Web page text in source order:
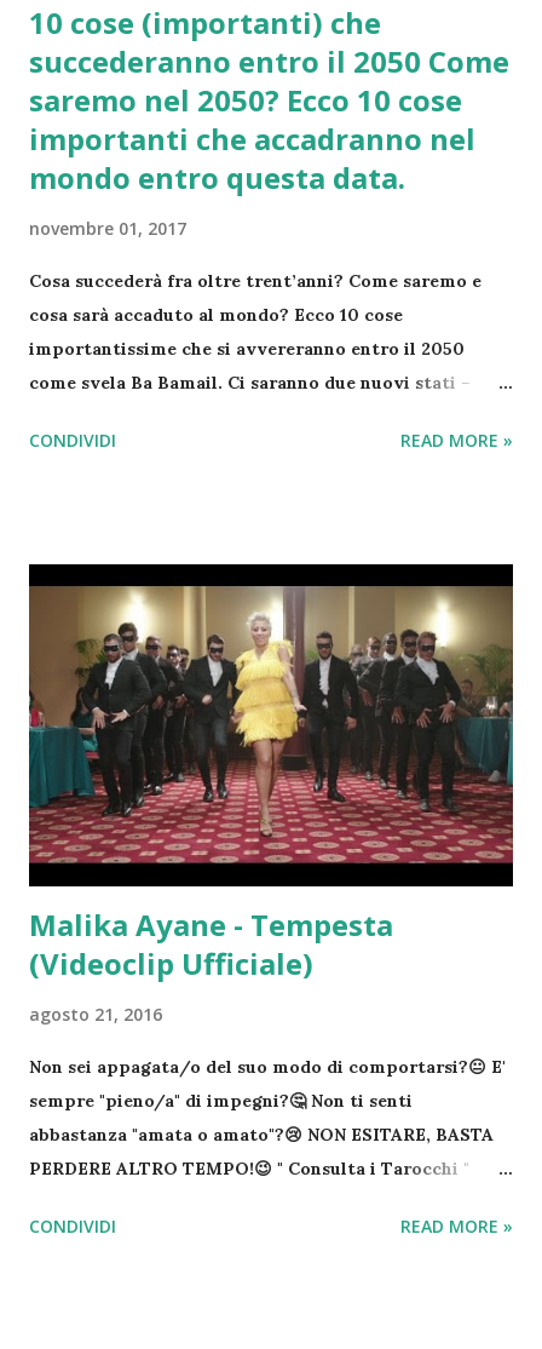
10 cose (importanti) che
succederanno entro il 2050 Come
saremo nel 2050? Ecco 10 cose
importanti che accadranno nel
mondo entro questa data.
novembre 01, 2017
Cosa succederà fra oltre trent’anni? Come saremo e
cosa sarà accaduto al mondo? Ecco 10 cose
importantissime che si avvereranno entro il 2050
come svela Ba Bamail. Ci saranno due nuovi stati –
dalla Papua Nuova Guinea e lo stesso accadrà alla
dovrebbe essere inaugurata nel 2020 e verrà abitata
anche dagli astronauti. Sbarcheremo su Marte – Il
miliardario Elon Musk ha una grande ambizione:
arrivare su Marte. Secondo i suoi calcoli ci riuscirà nel
2024, grazie alla missione Space X Ci saranno 8 bilioni
di persone – Secondo le stime degli Stati Uniti nel
2025 supereremo la soglia di 8 bilioni di persone sulla
Terra. Una cifra davvero impressionante Venezia sarà
inabitabile – In base ai calcoli degli...
CONDIVIDI READ MORE »
Malika Ayane - Tempesta
(Videoclip Ufficiale)
agosto 21, 2016
Non sei appagata/o del suo modo di comportarsi?😐 E'
sempre "pieno/a" di impegni?🤔 Non ti senti
abbastanza "amata o amato"?😢 NON ESITARE, BASTA
PERDERE ALTRO TEMPO!😉 " Consulta i Tarocchi "
1,99€ IVA COMPRESA!😉 "Aggiungi in rubrica e cerca
CONDIVIDI READ MORE »